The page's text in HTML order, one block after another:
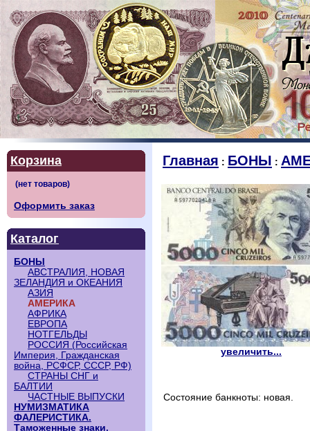
Корзина
Оформить заказ
Каталог
БОНЫ
АВСТРАЛИЯ, НОВАЯ
ЗЕЛАНДИЯ и ОКЕАНИЯ
АЗИЯ
АМЕРИКА
АФРИКА
ЕВРОПА
НОТГЕЛЬДЫ
РОССИЯ (Российская
Империя, Гражданская
война, РСФСР, СССР, РФ)
СТРАНЫ СНГ и
БАЛТИИ
ЧАСТНЫЕ ВЫПУСКИ
НУМИЗМАТИКА
ФАЛЕРИСТИКА.
Таможенные знаки.
Главная : БОНЫ :
увеличить...
Состояние банкноты: новая.